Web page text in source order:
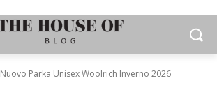
Nuovo Parka Unisex Woolrich Inverno 2026